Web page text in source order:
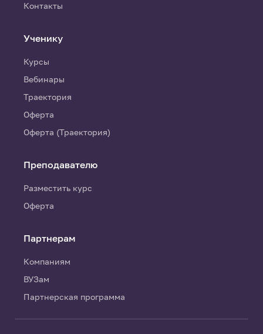
Контакты
Ученику
Курсы
Вебинары
Траектория
Оферта
Оферта (Траектория)
Преподавателю
Разместить курс
Оферта
Партнерам
Компаниям
ВУЗам
Партнерская программа